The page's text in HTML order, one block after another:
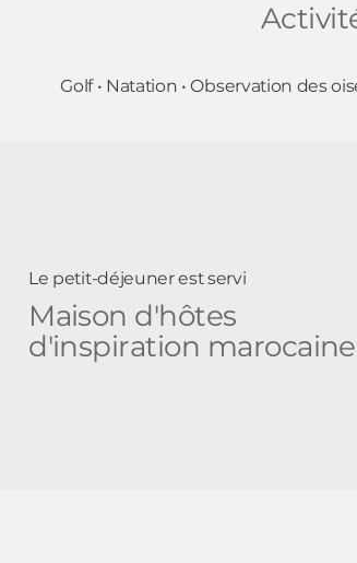
Le petit-déjeuner est servi
Maison d'hôtes
d'inspiration marocaine
Golf • Natation • Observation des